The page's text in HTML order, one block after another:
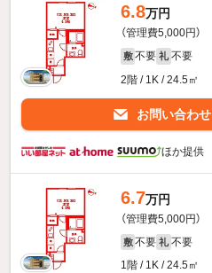
6.8万円
（管理費5,000円）
敷 不要 礼 不要
2階 / 1K / 24.5㎡
お問い合わせ
ほか提供
6.7万円
（管理費5,000円）
敷 不要 礼 不要
1階 / 1K / 24.5㎡